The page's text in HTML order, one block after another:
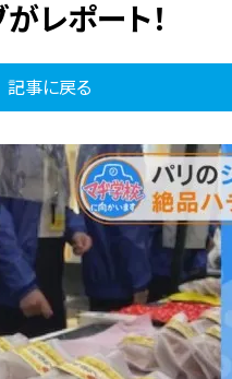
レポート！
記事に戻る